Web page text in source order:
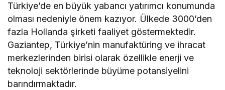
Türkiye’de en büyük yabancı yatırımcı konumunda
olması nedeniyle önem kazıyor. Ülkede 3000’den
fazla Hollanda şirketi faaliyet göstermektedir.
Gaziantep, Türkiye’nin manufaktüring ve ihracat
merkezlerinden birisi olarak özellikle enerji ve
teknoloji sektörlerinde büyüme potansiyelini
barındırmaktadır.